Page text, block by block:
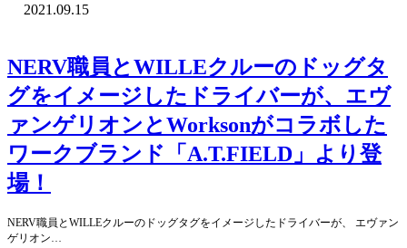
2021.09.15
NERV職員とWILLEクルーのドッグタ
グをイメージしたドライバーが、エヴ
ァンゲリオンとWorksonがコラボした
ワークブランド「A.T.FIELD」より登
場！
NERV職員とWILLEクルーのドッグタグをイメージしたドライバーが、 エヴァン
ゲリオン…